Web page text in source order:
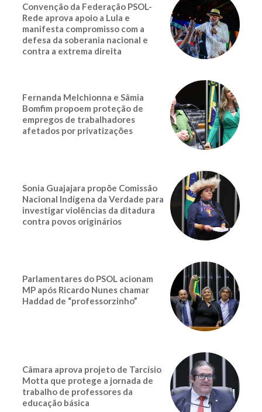
Convenção da Federação PSOL-
Rede aprova apoio a Lula e
manifesta compromisso com a
defesa da soberania nacional e
contra a extrema direita
Fernanda Melchionna e Sâmia
Bomfim propoem proteção de
empregos de trabalhadores
afetados por privatizações
Sonia Guajajara propõe Comissão
Nacional Indígena da Verdade para
investigar violências da ditadura
contra povos originários
Parlamentares do PSOL acionam
MP após Ricardo Nunes chamar
Haddad de “professorzinho”
Câmara aprova projeto de Tarcísio
Motta que protege a jornada de
trabalho de professores da
educação básica